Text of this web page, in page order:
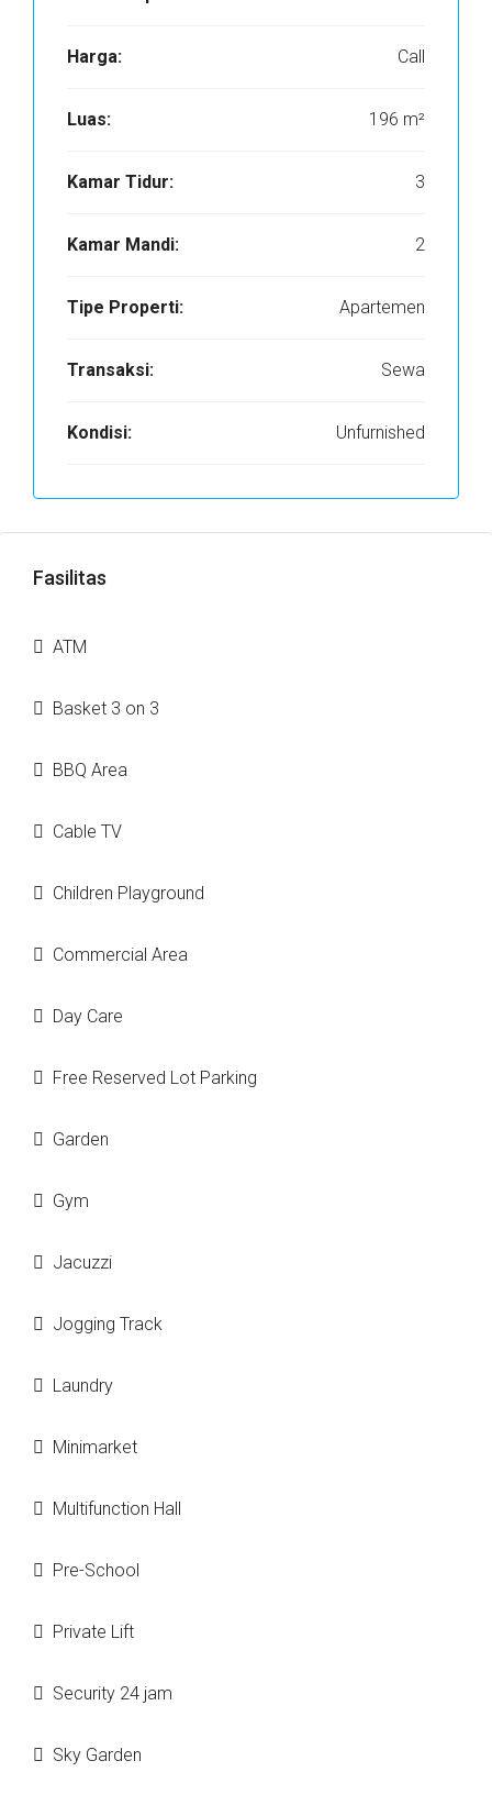
Harga: Call
Luas: 196 m²
Kamar Tidur: 3
Kamar Mandi: 2
Tipe Properti: Apartemen
Transaksi: Sewa
Kondisi: Unfurnished
Fasilitas
ATM
Basket 3 on 3
BBQ Area
Cable TV
Children Playground
Commercial Area
Day Care
Free Reserved Lot Parking
Garden
Gym
Jacuzzi
Jogging Track
Laundry
Minimarket
Multifunction Hall
Pre-School
Private Lift
Security 24 jam
Sky Garden